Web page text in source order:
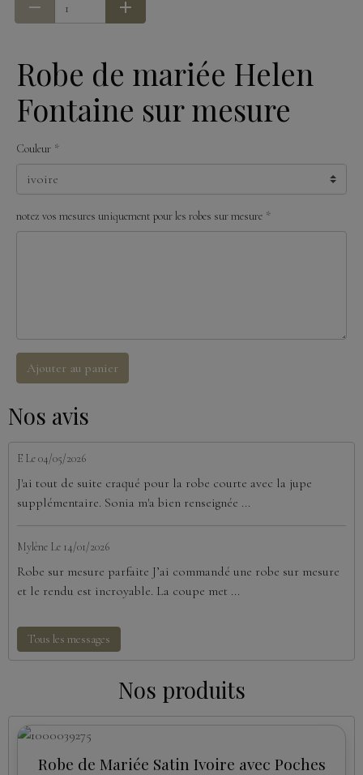
Robe de mariée Helen
Fontaine sur mesure
Couleur
notez vos mesures uniquement pour les robes sur mesure
Ajouter au panier
Nos avis
E Le 04/05/2026
J'ai tout de suite craqué pour la robe courte avec la jupe
supplémentaire. Sonia m'a bien renseignée ...
Mylène Le 14/01/2026
Robe sur mesure parfaite J’ai commandé une robe sur mesure
et le rendu est incroyable. La coupe met ...
Tous les messages
Nos produits
Robe de Mariée Satin Ivoire avec Poches